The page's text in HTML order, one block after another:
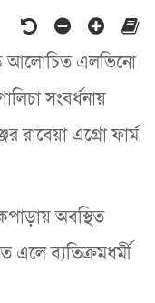
আলোচিত এলভিনো
সংবর্ধনায়
রাবেয়া এগ্রো ফার্ম
অবস্থিত
এলে ব্যতিক্রমধর্মী